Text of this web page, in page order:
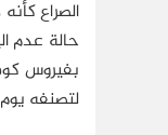
لتصنفه يوم 11 مارس/آذار 2020، وباء عالميًّا "جائحة"(2).